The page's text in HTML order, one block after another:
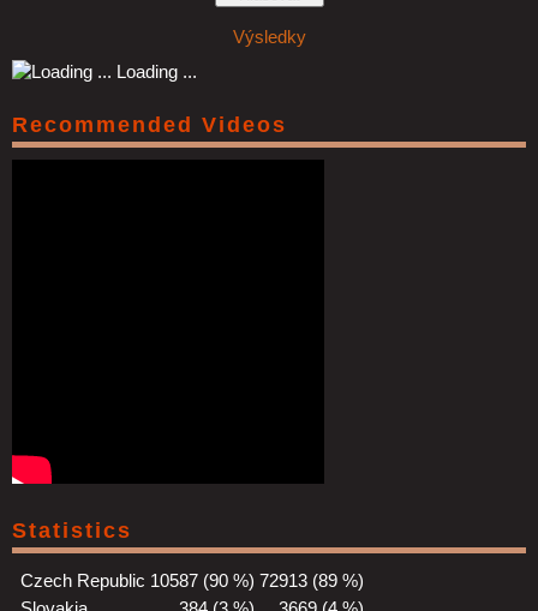
Výsledky
Loading ...
Recommended Videos
Statistics
Czech Republic 10587 (90 %) 72913 (89 %)